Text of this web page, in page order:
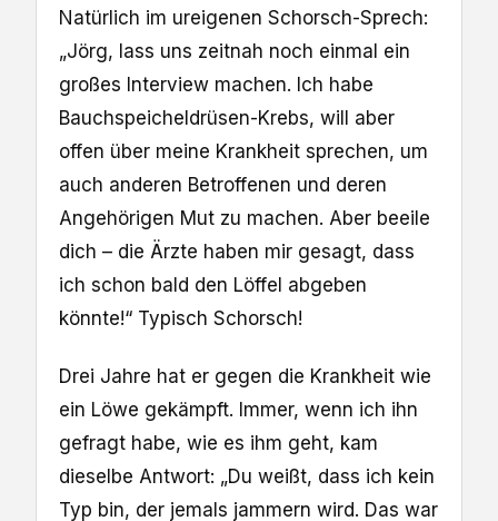
Natürlich im ureigenen Schorsch-Sprech:
„Jörg, lass uns zeitnah noch einmal ein
großes Interview machen. Ich habe
Bauchspeicheldrüsen-Krebs, will aber
offen über meine Krankheit sprechen, um
auch anderen Betroffenen und deren
Angehörigen Mut zu machen. Aber beeile
dich – die Ärzte haben mir gesagt, dass
ich schon bald den Löffel abgeben
könnte!“ Typisch Schorsch!
Drei Jahre hat er gegen die Krankheit wie
ein Löwe gekämpft. Immer, wenn ich ihn
gefragt habe, wie es ihm geht, kam
dieselbe Antwort: „Du weißt, dass ich kein
Typ bin, der jemals jammern wird. Das war